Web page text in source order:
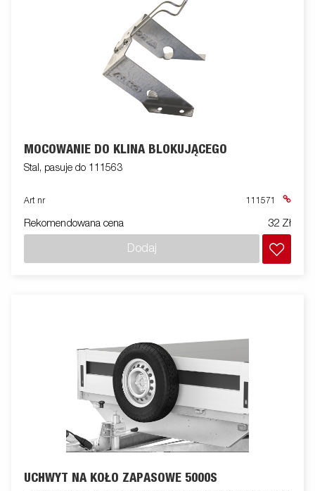
MOCOWANIE DO KLINA BLOKUJĄCEGO
Stal, pasuje do 111563
Art nr 111571
Rekomendowana cena 32 Zł
Dodaj
UCHWYT NA KOŁO ZAPASOWE 5000S